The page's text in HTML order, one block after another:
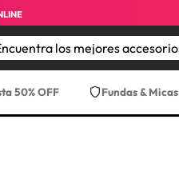
50% OFF Fundas & Micas
1
iphone 17 pro max